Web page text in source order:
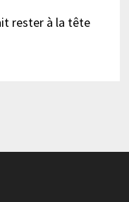
rester à la tête